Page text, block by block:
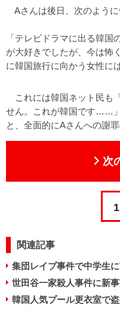
Aさんは後日、次のように
「テレビドラマに出る韓
が大好きでしたが、今は怖
に韓国旅行に向かう女性に
これには韓国ネット民も
せん。これが韓国です……」
と、全面的にAさんへの謝
次
1
関連記事
集団レイプ事件で中学生
世田谷一家殺人事件に新
韓国人気プール更衣室で